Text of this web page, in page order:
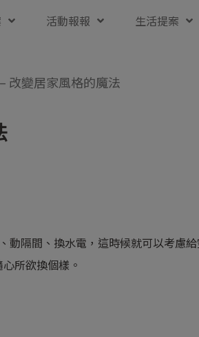
活動報報 生活提案
改變居家風格的魔法
動隔間、換水電，這時候就可以考慮
所欲換個樣。